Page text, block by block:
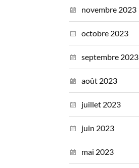
novembre 2023
octobre 2023
septembre 2023
août 2023
juillet 2023
juin 2023
mai 2023